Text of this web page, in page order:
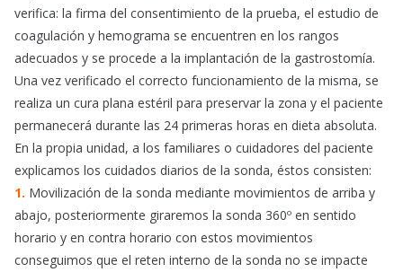
verifica: la firma del consentimiento de la prueba, el estudio de
coagulación y hemograma se encuentren en los rangos
adecuados y se procede a la implantación de la gastrostomía.
Una vez verificado el correcto funcionamiento de la misma, se
realiza un cura plana estéril para preservar la zona y el paciente
permanecerá durante las 24 primeras horas en dieta absoluta.
En la propia unidad, a los familiares o cuidadores del paciente
explicamos los cuidados diarios de la sonda, éstos consisten:
1. Movilización de la sonda mediante movimientos de arriba y
abajo, posteriormente giraremos la sonda 360º en sentido
horario y en contra horario con estos movimientos
conseguimos que el reten interno de la sonda no se impacte